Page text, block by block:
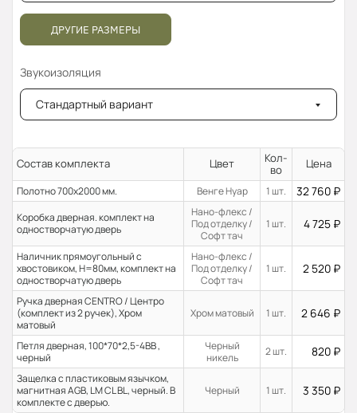
ДРУГИЕ РАЗМЕРЫ
Звукоизоляция
Стандартный вариант
Состав комплекта Цвет
Кол-
во
Цена
Полотно 700x2000 мм. Венге Нуар 1 шт. 32 760 ₽
Коробка дверная. комплект на
одностворчатую дверь
Нано-флекс /
Под отделку /
Софт тач
1 шт. 4 725 ₽
Наличник прямоугольный с
хвостовиком, H=80мм, комплект на
одностворчатую дверь
Нано-флекс /
Под отделку /
Софт тач
1 шт. 2 520 ₽
Ручка дверная CENTRO / Центро
(комплект из 2 ручек), Хром
матовый
Хром матовый 1 шт. 2 646 ₽
Петля дверная, 100*70*2,5-4ВВ ,
черный
Черный
никель
2 шт. 820 ₽
Защелка с пластиковым язычком,
магнитная AGB, LM CL BL, черный. В
комплекте с дверью.
Черный 1 шт. 3 350 ₽